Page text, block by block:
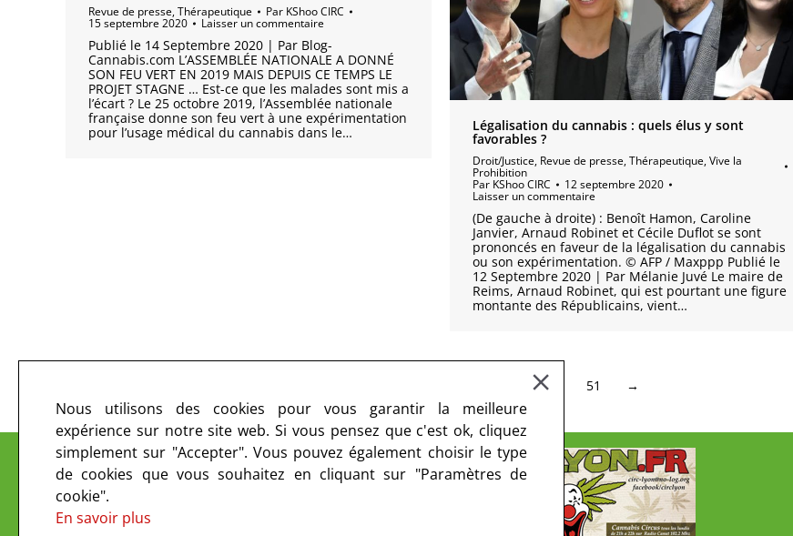
Revue de presse,Thérapeutique Par KShoo CIRC
15 septembre 2020 Laisser un commentaire
Publié le 14 Septembre 2020 | Par Blog-
Cannabis.com L’ASSEMBLÉE NATIONALE A DONNÉ
SON FEU VERT EN 2019 MAIS DEPUIS CE TEMPS LE
PROJET STAGNE … Est-ce que les malades sont mis a
l’écart ? Le 25 octobre 2019, l’Assemblée nationale
française donne son feu vert à une expérimentation
pour l’usage médical du cannabis dans le…
Légalisation du cannabis : quels élus y sont
favorables ?
Droit/Justice, Revue de presse,Thérapeutique,Vive la
Prohibition
Par KShoo CIRC 12 septembre 2020
Laisser un commentaire
(De gauche à droite) : Benoît Hamon, Caroline
Janvier, Arnaud Robinet et Cécile Duflot se sont
prononcés en faveur de la légalisation du cannabis
ou son expérimentation. © AFP / Maxppp Publié le
12 Septembre 2020 | Par Mélanie Juvé Le maire de
Reims, Arnaud Robinet, qui est pourtant une figure
montante des Républicains, vient…
51 →
Le CIRC sur les ondes et sur le web
Nous utilisons des cookies pour vous garantir la meilleure
expérience sur notre site web. Si vous pensez que c'est ok, cliquez
simplement sur "Accepter". Vous pouvez également choisir le type
de cookies que vous souhaitez en cliquant sur "Paramètres de
cookie".
En savoir plus